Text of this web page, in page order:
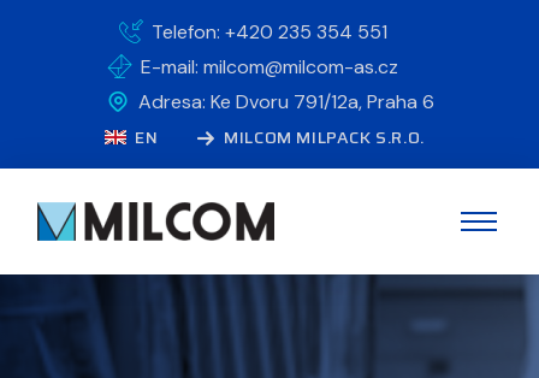
Telefon: +420 235 354 551
E-mail: milcom@milcom-as.cz
Adresa: Ke Dvoru 791/12a, Praha 6
EN MILCOM MILPACK S.R.O.